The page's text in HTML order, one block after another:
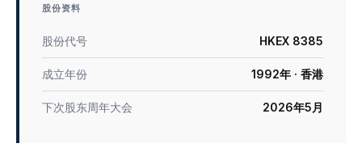
股份资料
股份代号 HKEX 8385
成立年份 1992年 · 香港
下次股东周年大会 2026年5月